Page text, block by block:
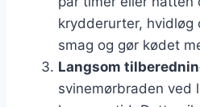
krydderurter, hvidløg
smag og gør kødet
Langsom
svinemørbraden ved